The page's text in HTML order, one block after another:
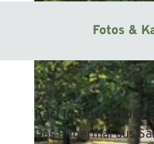
Fotos &
Karl Imfeld, 2000,
Das Pilgermal aus